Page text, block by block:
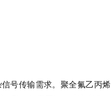
号传输需求。聚全氟乙丙烯